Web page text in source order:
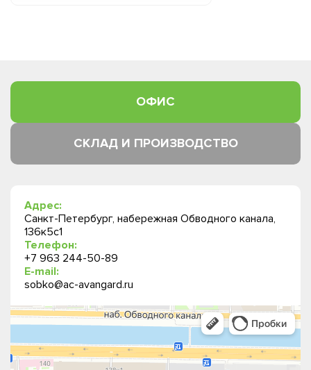
ОФИС
СКЛАД И ПРОИЗВОДСТВО
Адрес:
Санкт-Петербург, набережная Обводного канала,
136к5с1
Телефон:
+7 963 244-50-89
E-mail:
sobko@ac-avangard.ru